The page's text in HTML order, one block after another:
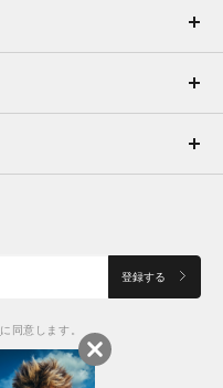
登録する
に同意します。